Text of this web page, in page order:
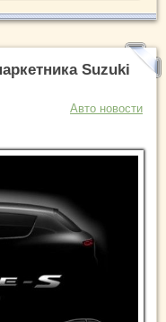
Suzuki
Авто новости